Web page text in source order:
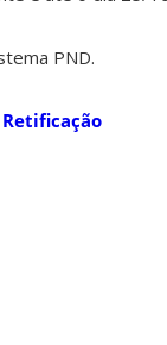
PND.
Retificação